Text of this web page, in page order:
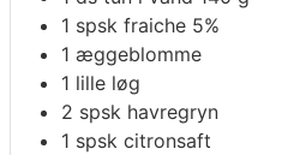
1 spsk fraiche 5%
1 æggeblomme
1 lille løg
2 spsk havregryn
1 spsk citronsaft